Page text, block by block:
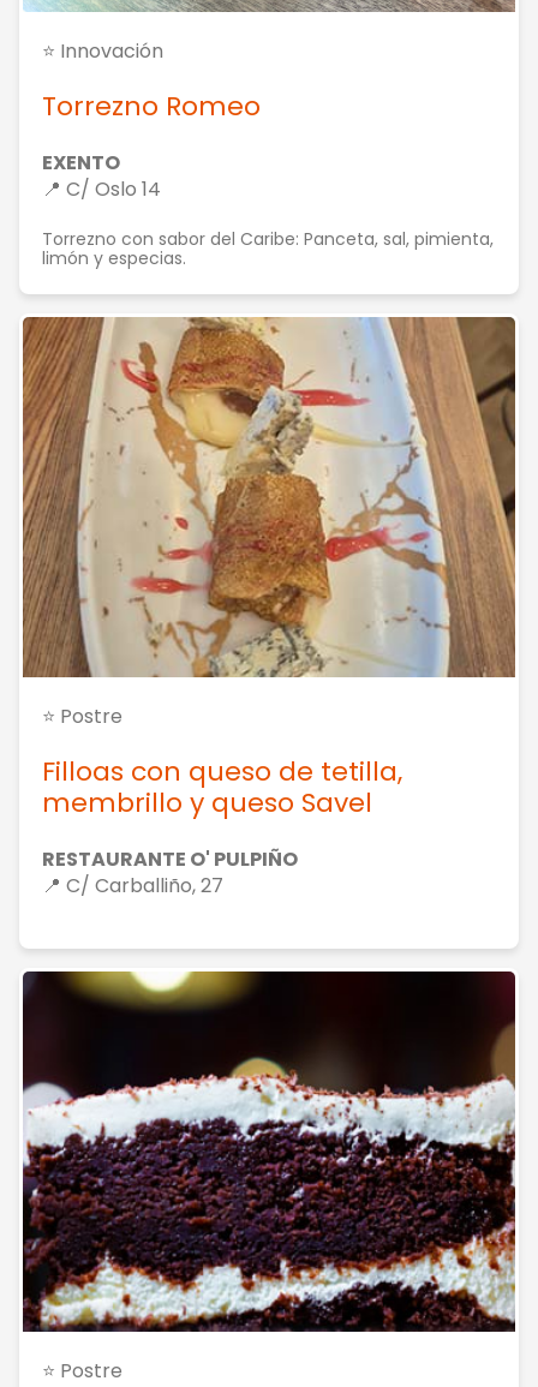
⭐ Innovación
Torrezno Romeo
EXENTO
📍 C/ Oslo 14
Torrezno con sabor del Caribe: Panceta, sal, pimienta,
limón y especias.
⭐ Postre
Filloas con queso de tetilla,
membrillo y queso Savel
RESTAURANTE O' PULPIÑO
📍 C/ Carballiño, 27
⭐ Postre